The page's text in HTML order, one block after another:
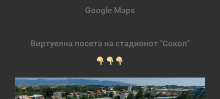
Google Maps
Виртуелна посета на стадионот "Сокол"